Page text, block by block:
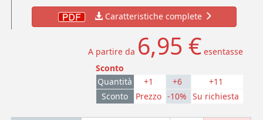
Caratteristiche complete
A partire da 6,95 € esentasse
Sconto
Quantità
+1 +6
+11
Sconto
Prezzo -10% Su richiesta